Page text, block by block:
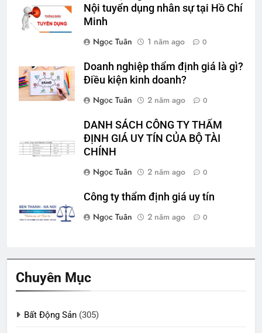
Nội tuyển dụng nhân sự tại Hồ Chí
Minh
Ngọc Tuân
1 năm ago 0
Doanh nghiệp thẩm định giá là gì?
Điều kiện kinh doanh?
Ngọc Tuân
2 năm ago 0
DANH SÁCH CÔNG TY THẨM
ĐỊNH GIÁ UY TÍN CỦA BỘ TÀI
CHÍNH
Ngọc Tuân
2 năm ago 0
Công ty thẩm định giá uy tín
Ngọc Tuân
2 năm ago 0
Chuyên Mục
Bất Động Sản (305)